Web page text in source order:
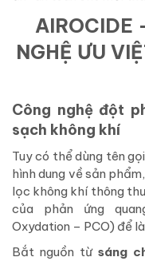
AIROCIDE
NGHỆ ƯU
Công nghệ đột
sạch không khí
Tuy có thể dùng tên
hình dung về sản
lọc không khí thông
của phản ứng
Oxydation – PCO) để
Bắt nguồn từsáng